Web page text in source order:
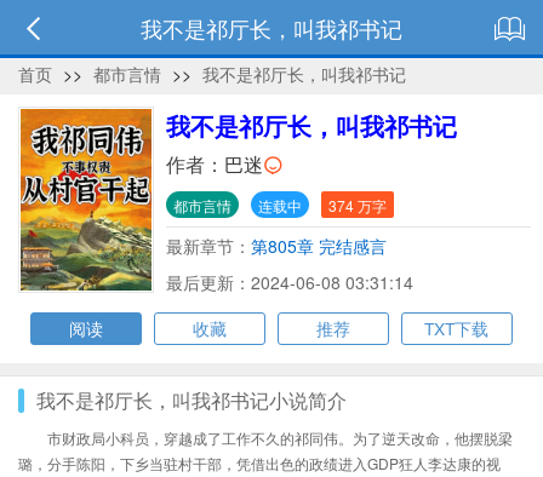
我不是祁厅长，叫我祁书记
首页 >> 都市言情 >> 我不是祁厅长，叫我祁书记
我不是祁厅长，叫我祁书记
作者： 巴迷
都市言情 连载中 374 万字
最新章节： 第805章 完结感言
最后更新：2024-06-08 03:31:14
阅读
收藏 推荐 TXT下载
我不是祁厅长，叫我祁书记小说简介
市财政局小科员，穿越成了工作不久的祁同伟。为了逆天改命，他摆脱梁
璐，分手陈阳，下乡当驻村干部，凭借出色的政绩进入GDP狂人李达康的视